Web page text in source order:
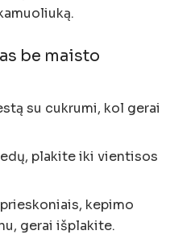
be maisto
su cukrumi, kol gerai
plakite iki vientisos
kepimo
gerai išplakite.